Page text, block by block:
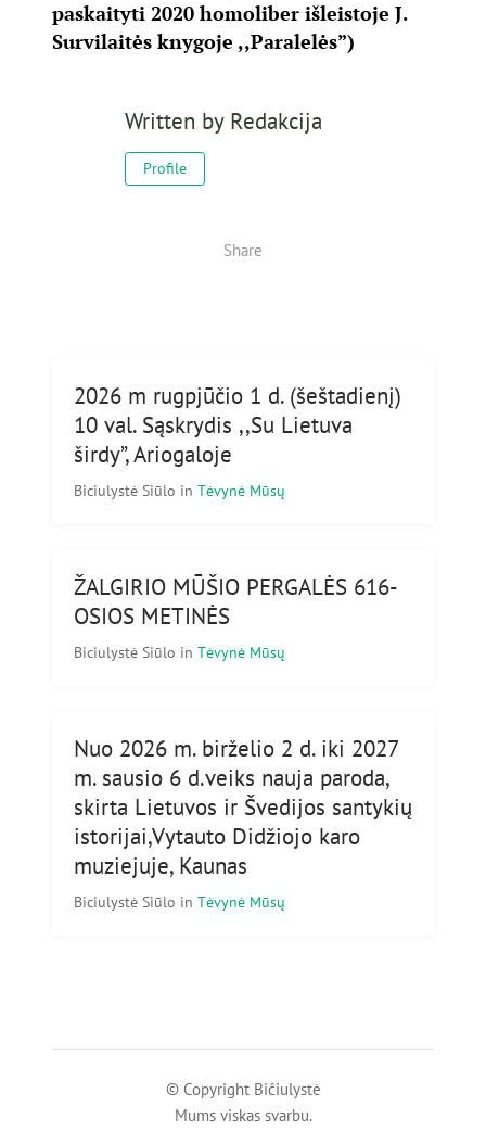
paskaityti 2020 homoliber išleistoje J.
Survilaitės knygoje ,,Paralelės”)
Written by Redakcija
Profile
Share
2026 m rugpjūčio 1 d. (šeštadienį)
10 val. Sąskrydis ,,Su Lietuva
širdy”, Ariogaloje
Biciulystė Siūlo in Tėvynė Mūsų
ŽALGIRIO MŪŠIO PERGALĖS 616-
OSIOS METINĖS
Biciulystė Siūlo in Tėvynė Mūsų
Nuo 2026 m. birželio 2 d. iki 2027
m. sausio 6 d.veiks nauja paroda,
skirta Lietuvos ir Švedijos santykių
istorijai,Vytauto Didžiojo karo
muziejuje, Kaunas
Biciulystė Siūlo in Tėvynė Mūsų
© Copyright Bičiulystė
Mums viskas svarbu.